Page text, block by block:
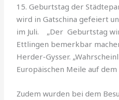
15. Geburtstag der
wird in Gatschina gefeiert
im Juli. „Der Geburtstag
Ettlingen bemerkbar
Herder-Gysser.
Europäischen Meile auf
Zudem wurden bei dem